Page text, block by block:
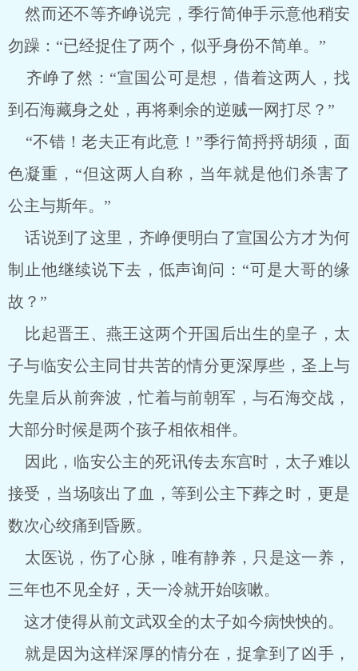
然而还不等齐峥说完，季行简伸手示意他稍安
勿躁：“已经捉住了两个，似乎身份不简单。”
齐峥了然：“宣国公可是想，借着这两人，找
到石海藏身之处，再将剩余的逆贼一网打尽？”
“不错！老夫正有此意！”季行简捋捋胡须，面
色凝重，“但这两人自称，当年就是他们杀害了
公主与斯年。”
话说到了这里，齐峥便明白了宣国公方才为何
制止他继续说下去，低声询问：“可是大哥的缘
故？”
比起晋王、燕王这两个开国后出生的皇子，太
子与临安公主同甘共苦的情分更深厚些，圣上与
先皇后从前奔波，忙着与前朝军，与石海交战，
大部分时候是两个孩子相依相伴。
因此，临安公主的死讯传去东宫时，太子难以
接受，当场咳出了血，等到公主下葬之时，更是
数次心绞痛到昏厥。
太医说，伤了心脉，唯有静养，只是这一养，
三年也不见全好，天一冷就开始咳嗽。
这才使得从前文武双全的太子如今病怏怏的。
就是因为这样深厚的情分在，捉拿到了凶手，